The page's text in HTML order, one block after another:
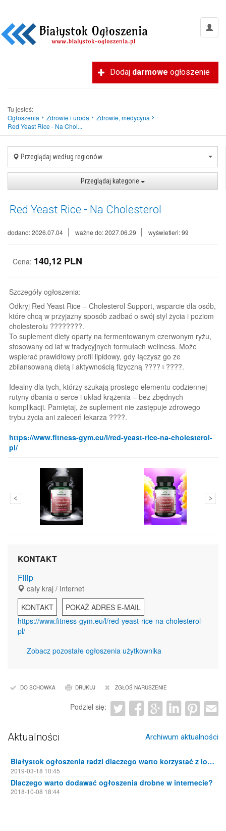
Dodaj darmowe ogłoszenie
Tu jesteś:
Ogłoszenia
Zdrowie i uroda
Zdrowie, medycyna
Red Yeast Rice - Na Chol...
Przeglądaj według regionów
Przeglądaj kategorie
Red Yeast Rice - Na Cholesterol
dodano: 2026.07.04 ważne do: 2027.06.29 wyświetleń: 99
Cena: 140,12 PLN
Szczegóły ogłoszenia:
Odkryj Red Yeast Rice – Cholesterol Support, wsparcie dla osób,
które chcą w przyjazny sposób zadbać o swój styl życia i poziom
cholesterolu ????????.
To suplement diety oparty na fermentowanym czerwonym ryżu,
stosowany od lat w tradycyjnych formułach wellness. Może
wspierać prawidłowy profil lipidowy, gdy łączysz go ze
zbilansowaną dietą i aktywnością fizyczną ????‍♀️????.
Idealny dla tych, którzy szukają prostego elementu codziennej
rutyny dbania o serce i układ krążenia – bez zbędnych
komplikacji. Pamiętaj, że suplement nie zastępuje zdrowego
trybu życia ani zaleceń lekarza ????.
https://www.fitness-gym.eu/l/red-yeast-rice-na-cholesterol-
pl/
KONTAKT
Filip
cały kraj / Internet
KONTAKT
POKAŻ ADRES E-MAIL
https://www.fitness-gym.eu/l/red-yeast-rice-na-cholesterol-
pl/
Zobacz pozostałe ogłoszenia użytkownika
DO SCHOWKA DRUKUJ ZGŁOŚ NARUSZENIE
Podziel się:
Aktualności Archiwum aktualności
Białystok ogłoszenia radzi dlaczego warto korzystać z lokalnych portali ogłoszeniowych
2019-03-18 10:45
Dlaczego warto dodawać ogłoszenia drobne w internecie?
2018-10-08 18:44